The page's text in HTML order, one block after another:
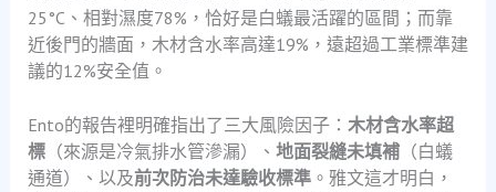
25°C、相對濕度78%，恰好是白蟻最活躍的區間；而靠
近後門的牆面，木材含水率高達19%，遠超過工業標準建
議的12%安全值。
Ento的報告裡明確指出了三大風險因子： 木材含水率超
標（來源是冷氣排水管滲漏）、 地面裂縫未填補（白蟻
通道）、以及前次防治未達驗收標準。雅文這才明白，